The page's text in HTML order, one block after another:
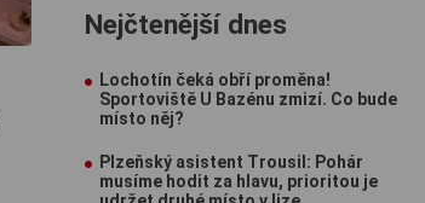
Nejčtenější dnes
Lochotín čeká obří proměna!
Sportoviště U Bazénu zmizí. Co bude
místo něj?
Plzeňský asistent Trousil: Pohár
musíme hodit za hlavu, prioritou je